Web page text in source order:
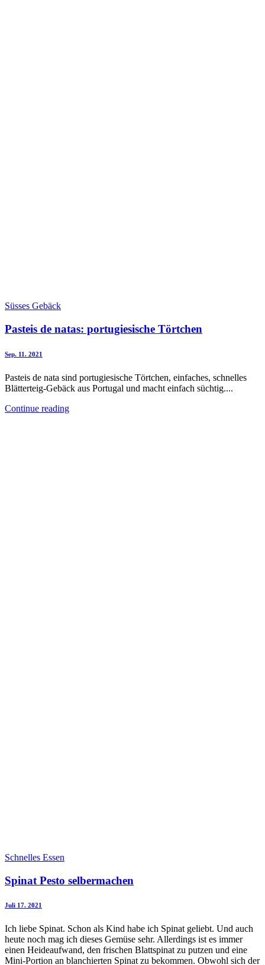
Süsses Gebäck
Pasteis de natas: portugiesische Törtchen
Sep. 11. 2021
Pasteis de nata sind portugiesische Törtchen, einfaches, schnelles
Blätterteig-Gebäck aus Portugal und macht einfach süchtig....
Continue reading
Schnelles Essen
Spinat Pesto selbermachen
Juli 17. 2021
Ich liebe Spinat. Schon als Kind habe ich Spinat geliebt. Und auch
heute noch mag ich dieses Gemüse sehr. Allerdings ist es immer
einen Heideaufwand, den frischen Blattspinat zu putzen und eine
Mini-Portion an blanchierten Spinat zu bekommen. Obwohl sich der